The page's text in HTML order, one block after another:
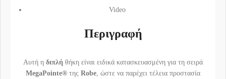
Video
Περιγραφή
Αυτή η διπλή θήκη είναι ειδικά κατασκευασμένη για τη σειρά
MegaPointe® της Robe, ώστε να παρέχει τέλεια προστασία